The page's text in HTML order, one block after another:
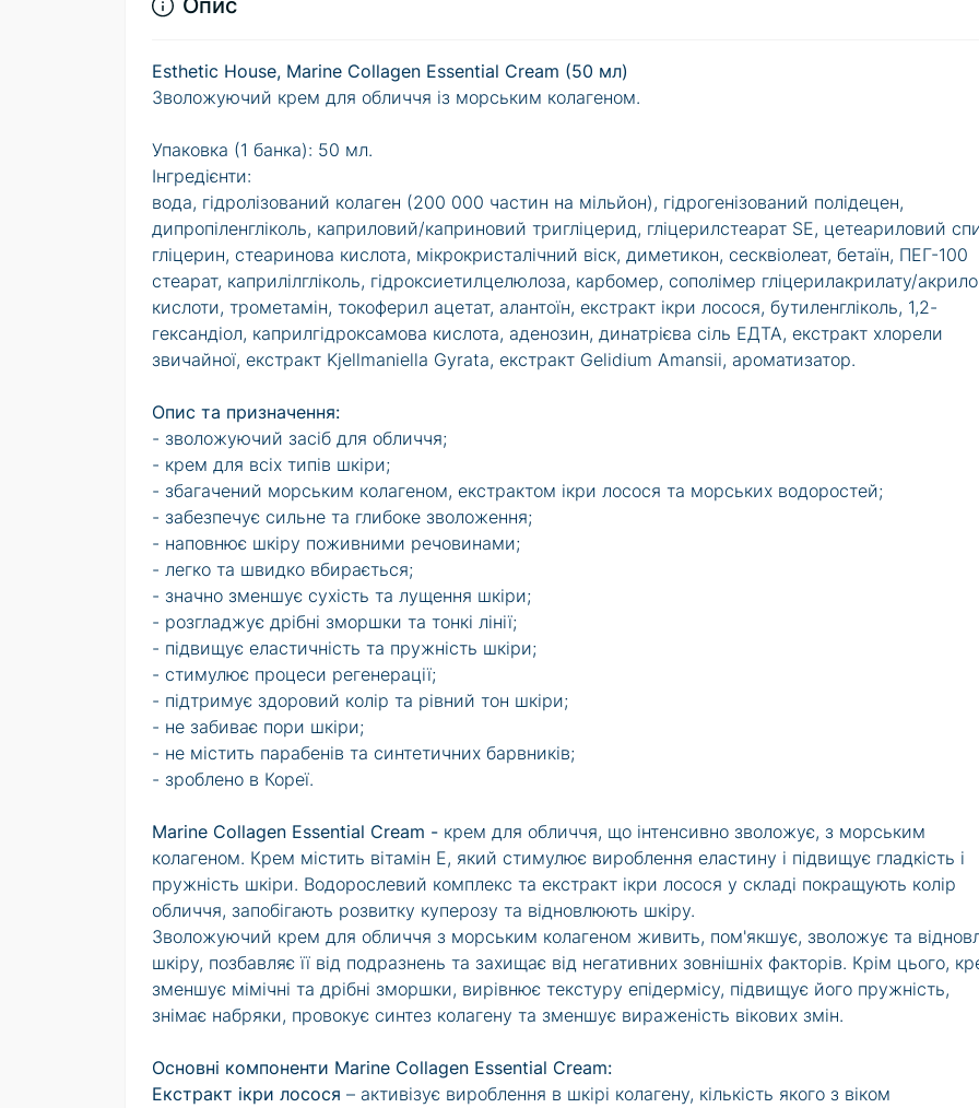
Опис
Esthetic House, Marine Collagen Essential Cream (50 мл)
Зволожуючий крем для обличчя із морським колагеном.
Упаковка (1 банка): 50 мл.
Інгредієнти:
вода, гідролізований колаген (200 000 частин на мільйон), гідрогенізований полідецен,
дипропіленгліколь, каприловий/каприновий тригліцерид, гліцерилстеарат SE, цетеариловий
гліцерин, стеаринова кислота, мікрокристалічний віск, диметикон, сесквіолеат, бетаїн, ПЕГ-100
стеарат, каприлілгліколь, гідроксиетилцелюлоза, карбомер, сополімер гліцерилакрилату/
кислоти, трометамін, токоферил ацетат, алантоїн, екстракт ікри лосося, бутиленгліколь, 1,2-
гександіол, каприлгідроксамова кислота, аденозин, динатрієва сіль ЕДТА, екстракт хлорели
звичайної, екстракт Kjellmaniella Gyrata, екстракт Gelidium Amansii, ароматизатор.
Опис та призначення:
- зволожуючий засіб для обличчя;
- крем для всіх типів шкіри;
- збагачений морським колагеном, екстрактом ікри лосося та морських водоростей;
- забезпечує сильне та глибоке зволоження;
- наповнює шкіру поживними речовинами;
- легко та швидко вбирається;
- значно зменшує сухість та лущення шкіри;
- розгладжує дрібні зморшки та тонкі лінії;
- підвищує еластичність та пружність шкіри;
- стимулює процеси регенерації;
- підтримує здоровий колір та рівний тон шкіри;
- не забиває пори шкіри;
- не містить парабенів та синтетичних барвників;
- зроблено в Кореї.
Marine Collagen Essential Cream - крем для обличчя, що інтенсивно зволожує, з морським
колагеном. Крем містить вітамін Е, який стимулює вироблення еластину і підвищує гладкість і
пружність шкіри. Водорослевий комплекс та екстракт ікри лосося у складі покращують колір
обличчя, запобігають розвитку куперозу та відновлюють шкіру.
Зволожуючий крем для обличчя з морським колагеном живить, пом'якшує, зволожує та
шкіру, позбавляє її від подразнень та захищає від негативних зовнішніх факторів. Крім цього,
зменшує мімічні та дрібні зморшки, вирівнює текстуру епідермісу, підвищує його пружність,
знімає набряки, провокує синтез колагену та зменшує вираженість вікових змін.
Основні компоненти Marine Collagen Essential Cream:
Екстракт ікри лосося – активізує вироблення в шкірі колагену, кількість якого з віком